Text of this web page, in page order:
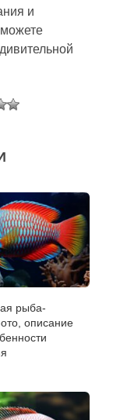
и
рыба-
описание